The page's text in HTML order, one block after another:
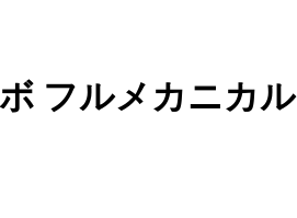
フルメカニカル